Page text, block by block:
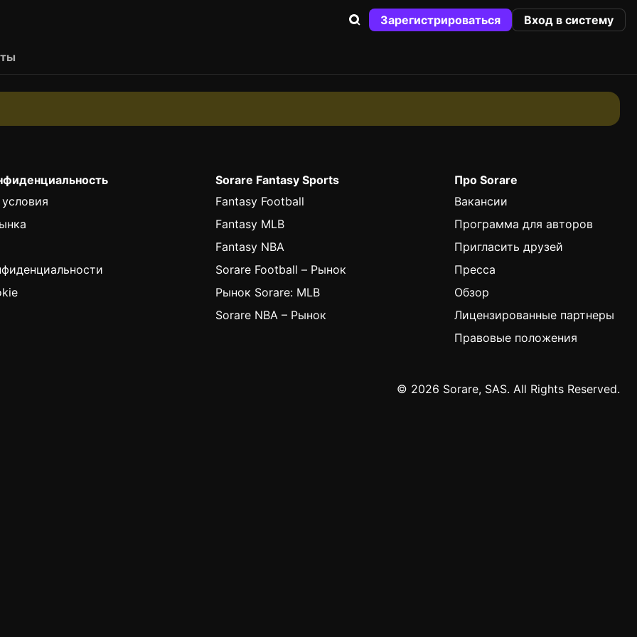
Зарегистрироваться Вход в систему
Sorare Fantasy Sports
Fantasy Football
Fantasy MLB
Fantasy NBA
Sorare Football – Рынок
Рынок Sorare: MLB
Sorare NBA – Рынок
Про Sorare
Вакансии
Программа для авторов
Пригласить друзей
Пресса
Обзор
Лицензированные партнеры
Правовые положения
© 2026 Sorare, SAS. All Rights Reserved.